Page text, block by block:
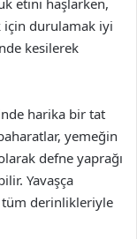
etini haşlarken,
için durulamak iyi
kesilerek
harika bir tat
yemeğin
defne yaprağı
Yavaşça
tüm derinlikleriyle